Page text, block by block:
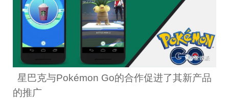
星巴克与Pokémon Go的合作促进了其新产品
的推广